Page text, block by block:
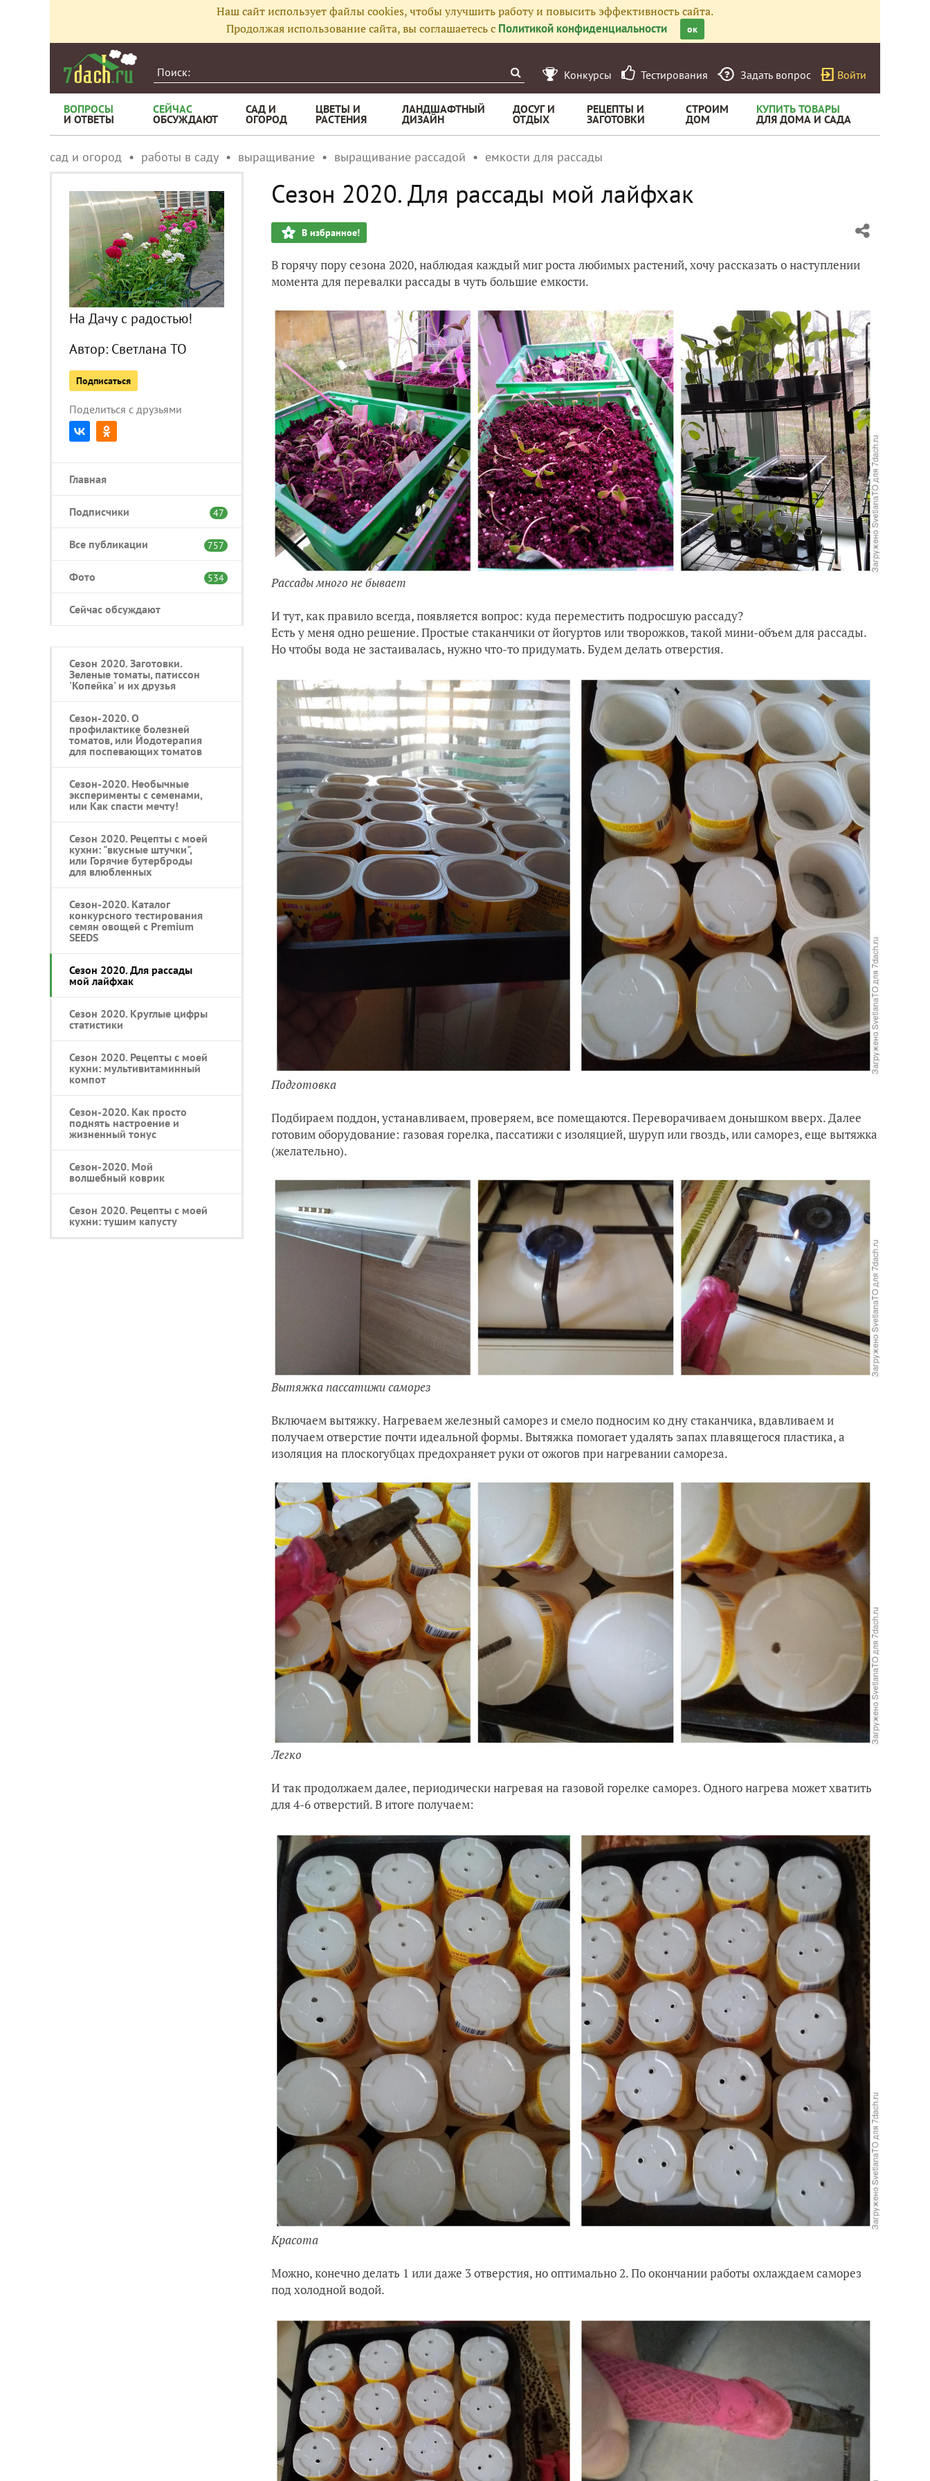
Наш сайт использует файлы cookies, чтобы улучшить работу и повысить эффективность сайта.
Продолжая использование сайта, вы соглашаетесь с Политикой конфиденциальности ок
Конкурсы Тестирования Задать вопрос Войти
ВОПРОСЫ
И ОТВЕТЫ
СЕЙЧАС
ОБСУЖДАЮТ
САД И
ОГОРОД
ЦВЕТЫ И
РАСТЕНИЯ
ЛАНДШАФТНЫЙ
ДИЗАЙН
ДОСУГ И
ОТДЫХ
РЕЦЕПТЫ И
ЗАГОТОВКИ
СТРОИМ
ДОМ
КУПИТЬ ТОВАРЫ
ДЛЯ ДОМА И САДА
сад и огород работы в саду выращивание выращивание рассадой емкости для рассады
На Дачу с радостью!
Автор: Светлана ТО
Подписаться
Поделиться с друзьями
Главная
Подписчики 47
Все публикации 757
Фото 534
Сейчас обсуждают
Сезон 2020. Заготовки.
Зеленые томаты, патиссон
'Копейка' и их друзья
Сезон-2020. О
профилактике болезней
томатов, или Йодотерапия
для поспевающих томатов
Сезон-2020. Необычные
эксперименты с семенами,
или Как спасти мечту!
Сезон 2020. Рецепты с моей
кухни: "вкусные штучки",
или Горячие бутерброды
для влюбленных
Сезон-2020. Каталог
конкурсного тестирования
семян овощей с Premium
SEEDS
Сезон 2020. Для рассады
мой лайфхак
Сезон 2020. Круглые цифры
статистики
Сезон 2020. Рецепты с моей
кухни: мультивитаминный
компот
Сезон-2020. Как просто
поднять настроение и
жизненный тонус
Сезон-2020. Мой
волшебный коврик
Сезон 2020. Рецепты с моей
кухни: тушим капусту
Сезон 2020. Для рассады мой лайфхак
В избранное!
В горячу пору сезона 2020, наблюдая каждый миг роста любимых растений, хочу рассказать о наступлении
момента для перевалки рассады в чуть большие емкости.
Рассады много не бывает
И тут, как правило всегда, появляется вопрос: куда переместить подросшую рассаду?
Есть у меня одно решение. Простые стаканчики от йогуртов или творожков, такой мини-объем для рассады.
Но чтобы вода не застаивалась, нужно что-то придумать. Будем делать отверстия.
Подготовка
Подбираем поддон, устанавливаем, проверяем, все помещаются. Переворачиваем донышком вверх. Далее
готовим оборудование: газовая горелка, пассатижи с изоляцией, шуруп или гвоздь, или саморез, еще вытяжка
(желательно).
Вытяжка пассатижи саморез
Включаем вытяжку. Нагреваем железный саморез и смело подносим ко дну стаканчика, вдавливаем и
получаем отверстие почти идеальной формы. Вытяжка помогает удалять запах плавящегося пластика, а
изоляция на плоскогубцах предохраняет руки от ожогов при нагревании самореза.
Легко
И так продолжаем далее, периодически нагревая на газовой горелке саморез. Одного нагрева может хватить
для 4-6 отверстий. В итоге получаем:
Красота
Можно, конечно делать 1 или даже 3 отверстия, но оптимально 2. По окончании работы охлаждаем саморез
под холодной водой.